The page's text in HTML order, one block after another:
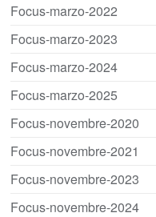
Focus-marzo-2022
Focus-marzo-2023
Focus-marzo-2024
Focus-marzo-2025
Focus-novembre-2020
Focus-novembre-2021
Focus-novembre-2023
Focus-novembre-2024